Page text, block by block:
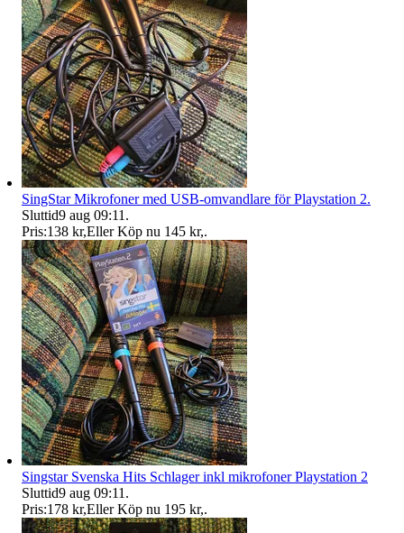
SingStar Mikrofoner med USB-omvandlare för Playstation 2.
Sluttid9 aug 09:11 .
Pris:138 kr,Eller Köp nu 145 kr,.
Singstar Svenska Hits Schlager inkl mikrofoner Playstation 2
Sluttid9 aug 09:11 .
Pris:178 kr,Eller Köp nu 195 kr,.